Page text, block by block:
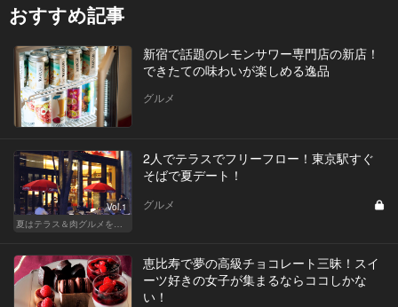
おすすめ記事
新宿で話題のレモンサワー専門店の新店！
できたての味わいが楽しめる逸品
グルメ
Vol.1
夏はテラス＆肉グルメを開放的に楽しもう
2人でテラスでフリーフロー！東京駅すぐ
そばで夏デート！
グルメ
恵比寿で夢の高級チョコレート三昧！スイ
ーツ好きの女子が集まるならココしかな
い！